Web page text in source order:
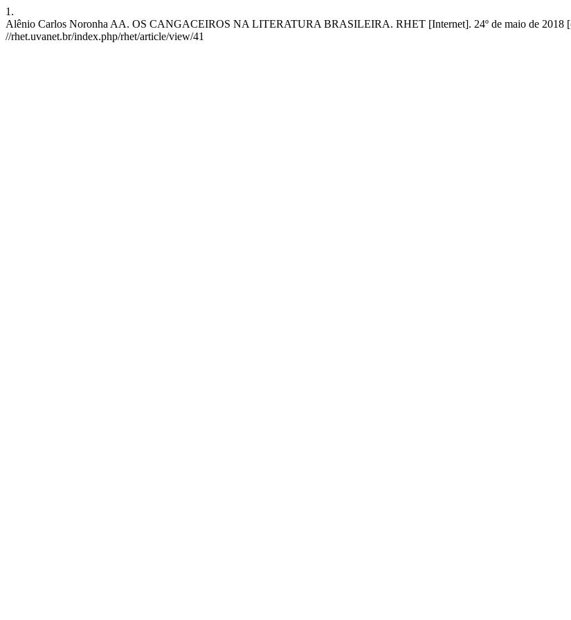
1.
Alênio Carlos Noronha AA. OS CANGACEIROS NA LITERATURA BRASILEIRA. RHET [Internet]. 24º de maio de 2018
//rhet.uvanet.br/index.php/rhet/article/view/41